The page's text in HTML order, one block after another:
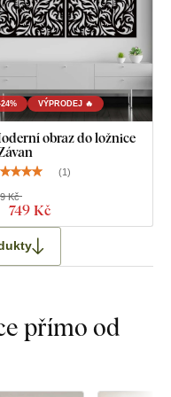
VÝPRODEJ 🔥
obraz do ložnice
(1)
749 Kč
Kč
přímo od